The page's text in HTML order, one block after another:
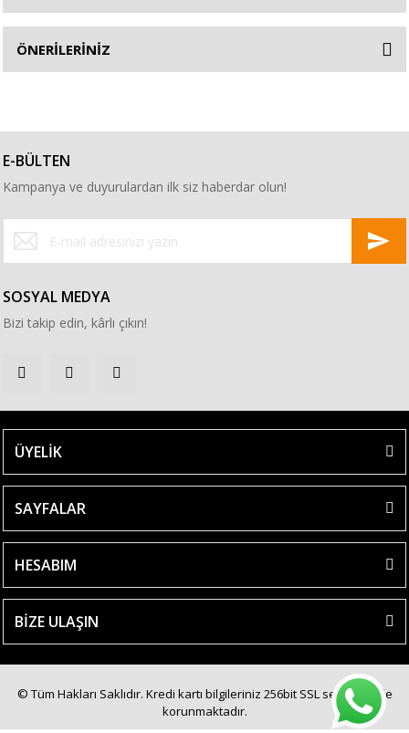
ÖNERİLERİNİZ
E-BÜLTEN
Kampanya ve duyurulardan ilk siz haberdar olun!
SOSYAL MEDYA
Bizi takip edin, kârlı çıkın!
ÜYELİK
SAYFALAR
HESABIM
BİZE ULAŞIN
© Tüm Hakları Saklıdır. Kredi kartı bilgileriniz 256bit SSL sertifikası ile
korunmaktadır.